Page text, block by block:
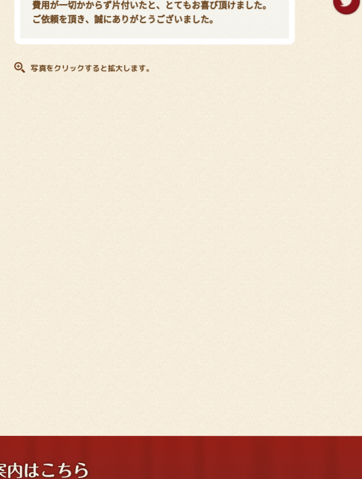
費用が一切かからず片付いたと、とてもお喜び頂けました。
ご依頼を頂き、誠にありがとうございました。
写真をクリックすると拡大します。